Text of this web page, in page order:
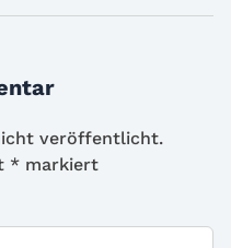
veröffentlicht.
* markiert